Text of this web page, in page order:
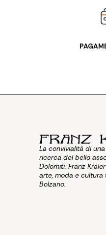
La convivialità di
ricerca del bello
Dolomiti. Franz
arte, moda e cultura
Bolzano.